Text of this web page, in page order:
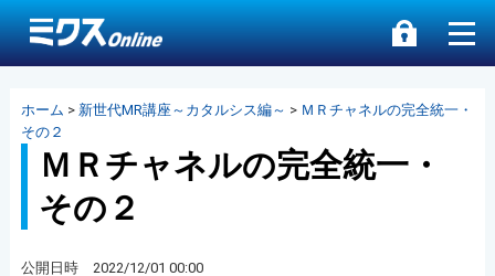
ホーム > 新世代MR講座～カタルシス編～ > ＭＲチャネルの完全統一・
その２
ＭＲチャネルの完全統一・
その２
公開日時 2022/12/01 00:00